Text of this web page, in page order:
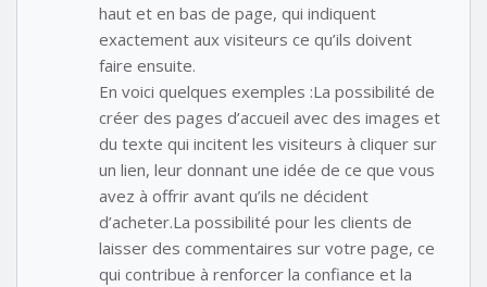
haut et en bas de page, qui indiquent
exactement aux visiteurs ce qu’ils doivent
faire ensuite.
En voici quelques exemples :La possibilité de
créer des pages d’accueil avec des images et
du texte qui incitent les visiteurs à cliquer sur
un lien, leur donnant une idée de ce que vous
avez à offrir avant qu’ils ne décident
d’acheter.La possibilité pour les clients de
laisser des commentaires sur votre page, ce
qui contribue à renforcer la confiance et la